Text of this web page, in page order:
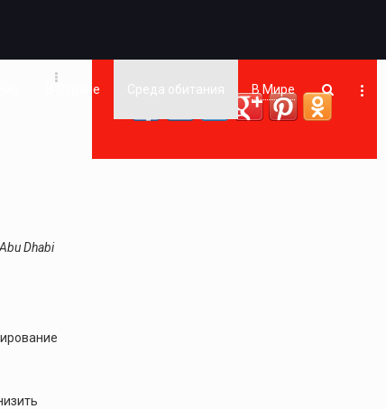
В Стране Среда обитания В Мире
Dhabi